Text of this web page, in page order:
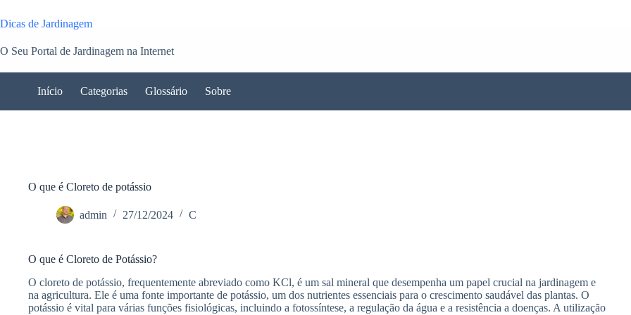
para
o
Dicas de Jardinagem
O Seu Portal de Jardinagem na Internet
Início Categorias Glossário Sobre
O que é Cloreto de potássio
admin 27/12/2024 C
O que é Cloreto de Potássio?
O cloreto de potássio, frequentemente abreviado como KCl, é um sal mineral que desempenha um papel crucial na jardinagem e
na agricultura. Ele é uma fonte importante de potássio, um dos nutrientes essenciais para o crescimento saudável das plantas. O
potássio é vital para várias funções fisiológicas, incluindo a fotossíntese, a regulação da água e a resistência a doenças. A utilização